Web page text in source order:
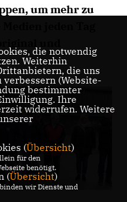
um mehr zu
jeden Tag
die notwendig
Weiterhin
die uns
verbessern (Website-
bestimmter
Ihre
widerrufen. Weitere
(Übersicht)
für den
benötigt.
(Übersicht)
wir Dienste und